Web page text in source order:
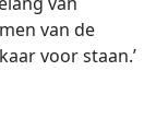
van de
voor staan.’